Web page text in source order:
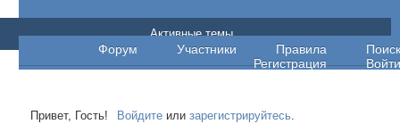
Единый форум поддержки
Форум Участники Правила
Поиск
Регистрация
Войти
Активные темы
Привет, Гость! Войдите илизарегистрируйтесь.